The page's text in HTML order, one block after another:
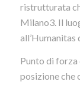
ristrutturata
Milano3. Il
all’Humanitas
Punto di forza
posizione che